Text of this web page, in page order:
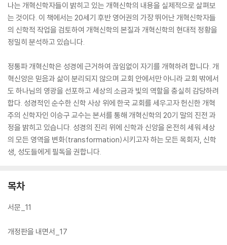
나는 개혁신학자들이 밝히고 있는 개혁신학의 내용을 실제적으로 살펴보
는 것이다. 이 책에서는 20세기 후반 영어권의 가장 뛰어난 개혁신학자들
의 신학적 작업을 검토하여 개혁신학의 본질과 개혁신학의 현대적 정황을
정밀히 분석하고 있습니다.
정통파 개혁신학은 성경에 근거하여 끊임없이 자기를 개혁하려 합니다. 개
혁신앙은 믿음과 삶이 분리되지 않으며 교회 안에서만 아니라 교회 밖에서
도 하나님의 영광을 선포하고 세상의 소금과 빛의 역할을 충실히 감당하려
합다. 성경적인 순수한 신학 사상 위에 한국 교회를 세우고자 헌신한 개혁
주의 신학자인 이승구 교수는 본서를 통해 개혁신학의 20기 말의 진전 과
정을 밝히고 있습니다. 성경의 진리 위에 신학과 신앙을 온전히 세워 세상
의 모든 영역을 변화(transformation)시키고자 하는 모든 목회자, 신학
생, 성도들에게 필독을 권합니다.
목차
서문_11
개정판을 내면서_17